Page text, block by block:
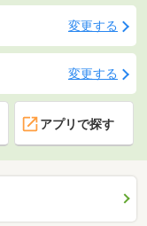
変更する
変更する
アプリで探す